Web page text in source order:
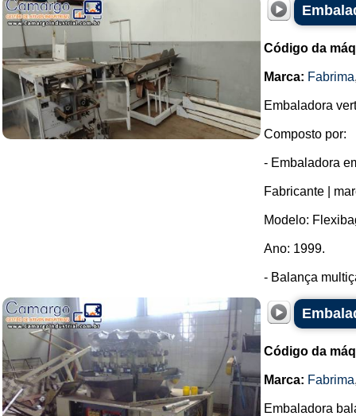
Código da
Marca: Fabrima
Embaladora
Composto por:
- Embaladora
Fabricante |
Modelo:
Ano: 1999.
- Balança
Código da
Marca: Fabrima
Embaladora